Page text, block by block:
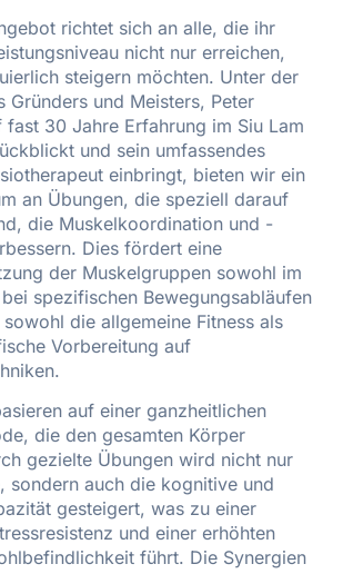
richtet sich an alle, die ihr
nicht nur erreichen,
steigern möchten. Unter der
Gründers und Meisters, Peter
fast 30 Jahre Erfahrung im Siu Lam
und sein umfassendes
einbringt, bieten wir ein
an Übungen, die speziell darauf
die Muskelkoordination und -
Dies fördert eine
der Muskelgruppen sowohl im
spezifischen Bewegungsabläufen
die allgemeine Fitness als
Vorbereitung auf
auf einer ganzheitlichen
die den gesamten Körper
gezielte Übungen wird nicht nur
sondern auch die kognitive und
gesteigert, was zu einer
und einer erhöhten
führt. Die Synergien